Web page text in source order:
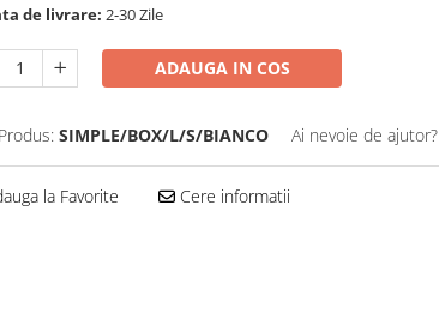
de livrare: 2-30 Zile
ADAUGA IN COS
SIMPLE/BOX/L/S/BIANCO Ai nevoie de ajutor?
la Favorite Cere informatii